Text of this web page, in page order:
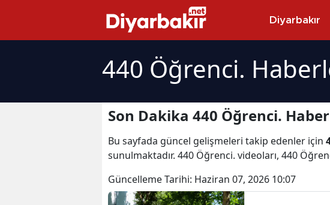
Diyarbakır
440 Öğrenci.
Son Dakika 440 Öğrenci.
Bu sayfada güncel gelişmeleri takip edenler için
sunulmaktadır. 440 Öğrenci. videoları, 440
Güncelleme Tarihi: Haziran 07, 2026 10:07